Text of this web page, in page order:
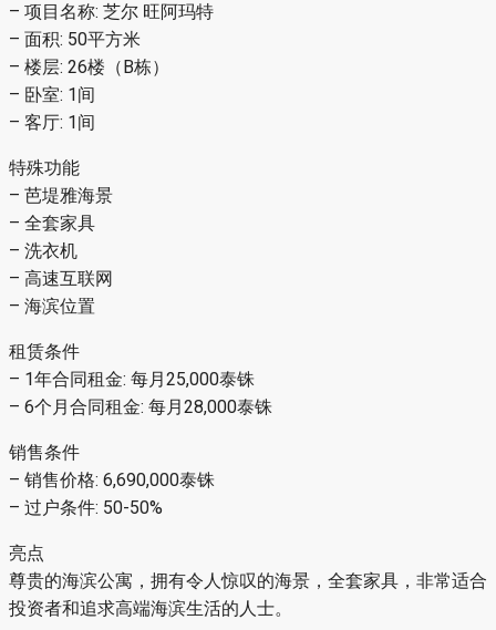
– 项目名称: 芝尔 旺阿玛特
– 面积: 50平方米
– 楼层: 26楼（B栋）
– 卧室: 1间
– 客厅: 1间
特殊功能
– 芭堤雅海景
– 全套家具
– 洗衣机
– 高速互联网
– 海滨位置
租赁条件
– 1年合同租金: 每月25,000泰铢
– 6个月合同租金: 每月28,000泰铢
销售条件
– 销售价格: 6,690,000泰铢
– 过户条件: 50-50%
亮点
尊贵的海滨公寓，拥有令人惊叹的海景，全套家具，非常适合
投资者和追求高端海滨生活的人士。